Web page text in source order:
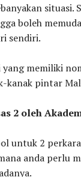
situasi.
boleh
sendiri.
memiliki
kanak pintar
2 oleh
untuk 2
anda perlu